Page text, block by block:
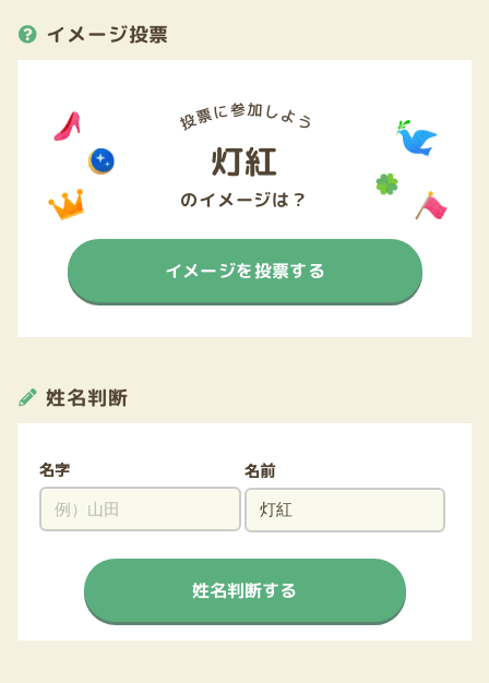
イメージ投票
灯紅
のイメージは？
イメージを投票する
姓名判断
名字 名前
姓名判断する